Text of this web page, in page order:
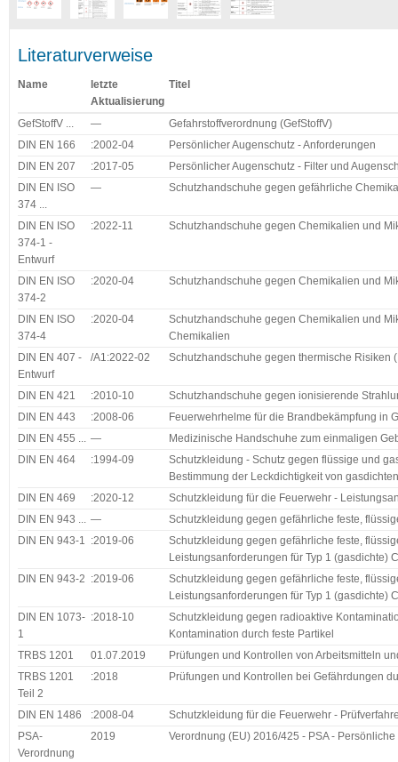
Literaturverweise
Name
letzte
Aktualisierung
Titel
GefStoffV ... —
Gefahrstoffverordnung (GefStoffV)
DIN EN 166
:2002-04
Persönlicher Augenschutz - Anforderungen
DIN EN 207
:2017-05
Persönlicher Augenschutz - Filter und
DIN EN ISO
374 ...
— Schutzhandschuhe gegen gefährliche
DIN EN ISO
374-1 -
Entwurf
:2022-11 Schutzhandschuhe gegen Chemikalien und
DIN EN ISO
374-2
:2020-04 Schutzhandschuhe gegen Chemikalien und
DIN EN ISO
374-4
:2020-04
Schutzhandschuhe gegen Chemikalien und
Chemikalien
DIN EN 407 -
Entwurf
/A1:2022-02 Schutzhandschuhe gegen thermische Risiken
DIN EN 421 :2010-10
Schutzhandschuhe gegen ionisierende
DIN EN 443
:2008-06
Feuerwehrhelme für die Brandbekämpfung in
DIN EN 455 ... —
Medizinische Handschuhe zum einmaligen
DIN EN 464
:1994-09
Schutzkleidung - Schutz gegen flüssige und
Bestimmung der Leckdichtigkeit von
DIN EN 469
:2020-12
Schutzkleidung für die Feuerwehr -
DIN EN 943 ... —
Schutzkleidung gegen gefährliche feste,
DIN EN 943-1 :2019-06
Schutzkleidung gegen gefährliche feste,
Leistungsanforderungen für Typ 1 (gasdichte)
DIN EN 943-2 :2019-06
Schutzkleidung gegen gefährliche feste,
Leistungsanforderungen für Typ 1 (gasdichte)
DIN EN 1073-
1
:2018-10
Schutzkleidung gegen radioaktive
Kontamination durch feste Partikel
TRBS 1201
01.07.2019
Prüfungen und Kontrollen von Arbeitsmitteln
TRBS 1201
Teil 2
:2018 Prüfungen und Kontrollen bei Gefährdungen
DIN EN 1486 :2008-04
Schutzkleidung für die Feuerwehr -
PSA-
Verordnung
2019 Verordnung (EU) 2016/425 - PSA -